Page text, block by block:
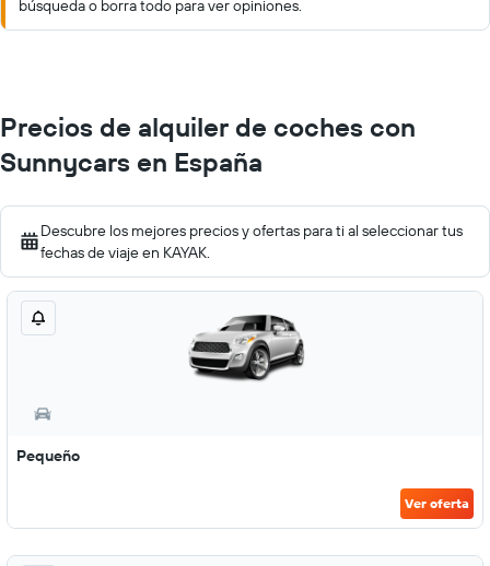
búsqueda o borra todo para ver opiniones.
Precios de alquiler de coches con
Sunnycars en España
Descubre los mejores precios y ofertas para ti al seleccionar tus
fechas de viaje en KAYAK.
Pequeño
Ver oferta